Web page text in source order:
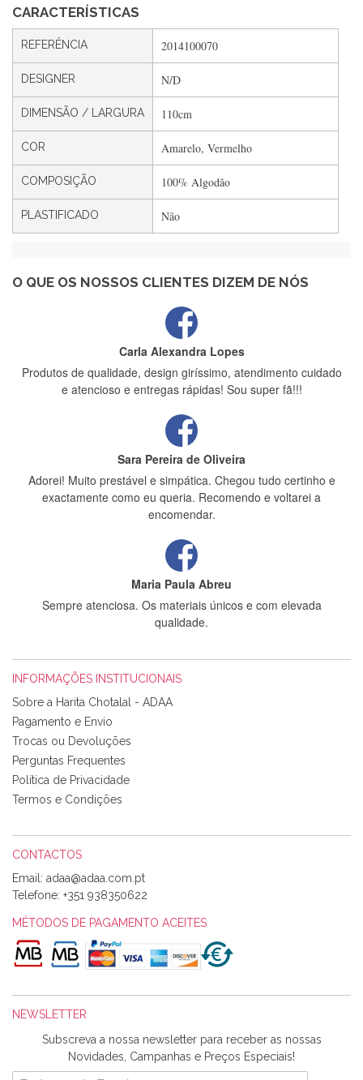
CARACTERÍSTICAS
REFERÊNCIA 2014100070
DESIGNER N/D
DIMENSÃO / LARGURA 110cm
COR Amarelo, Vermelho
COMPOSIÇÃO 100% Algodão
PLASTIFICADO Não
O QUE OS NOSSOS CLIENTES DIZEM DE NÓS
Silvia André
Gostei ,Serviço bastante rápido. recomendo
Filipa Freire
Rápido, atendimento 5*. Hoje chegará a segunda encomenda
feita de muitas certamente❤️
estrelas
Carla Alexandra Lopes
Produtos de qualidade, design giríssimo, atendimento cuidado
e atencioso e entregas rápidas! Sou super fã!!!
Sara Pereira de Oliveira
Adorei! Muito prestável e simpática. Chegou tudo certinho e
exactamente como eu queria. Recomendo e voltarei a
encomendar.
Maria Paula Abreu
Sempre atenciosa. Os materiais únicos e com elevada
qualidade.
Tudo chegou em condições, pois os produtos vieram muito
bem acondicionados. Estou plenamente satisfeita com os
produtos adquiridos. Relativamente à bolsa, tem um tecido
com um padrão e cores muito bonitas e a execução está
perfeitíssima. Futuramente penso voltar a comprar na vossa
loja, têm excelentes artigos a um preço muito justo. A
Alexandra Morais
Olá boa Noite. Os meus tecidos chegaram hoje. Muito
obrigada pelo miminho que dá um jeitaço pras minhas linhas
de bordar e não sei o que pões nos tecidos, mas que cheiram
maravilhosamente ... cheiram! :) Muito Obrigada.
Harita a minha encomenda já chegou. :) Muito obrigada pela
rapidez no envio, pela qualidade dos materiais que me
INFORMAÇÕES INSTITUCIONAIS
Sobre a Harita Chotalal - ADAA
Pagamento e Envio
Trocas ou Devoluções
Perguntas Frequentes
Política de Privacidade
Termos e Condições
CONTACTOS
Email:
Telefone: +351 938350622
MÉTODOS DE PAGAMENTO ACEITES
NEWSLETTER
Subscreva a nossa newsletter para receber as nossas
Novidades, Campanhas e Preços Especiais!